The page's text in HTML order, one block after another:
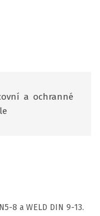
a ochranné
8 a WELD DIN 9-13.